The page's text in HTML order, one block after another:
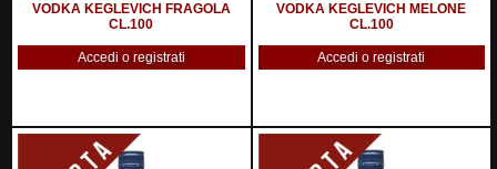
VODKA KEGLEVICH FRAGOLA
CL.100
Accedi o registrati
VODKA KEGLEVICH MELONE
CL.100
Accedi o registrati